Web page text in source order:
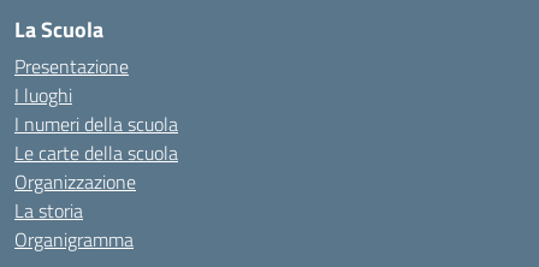
La Scuola
Presentazione
I luoghi
I numeri della scuola
Le carte della scuola
Organizzazione
La storia
Organigramma